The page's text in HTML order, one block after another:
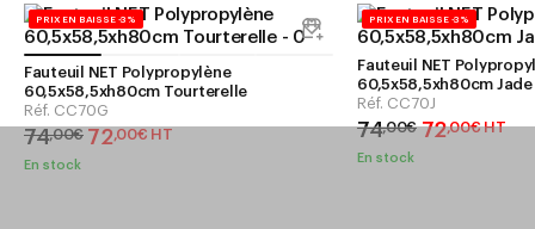
PRIX EN BAISSE -3%
Fauteuil NET Polypropylène
60,5x58,5xh80cm Tourterelle
Réf. CC70G
74,00€ 72,00€ HT
En stock
PRIX EN BAISSE -3%
Fauteuil NET
60,5x58,5xh80cm Jade
Réf. CC70J
74,00€ 72,00€ HT
En stock